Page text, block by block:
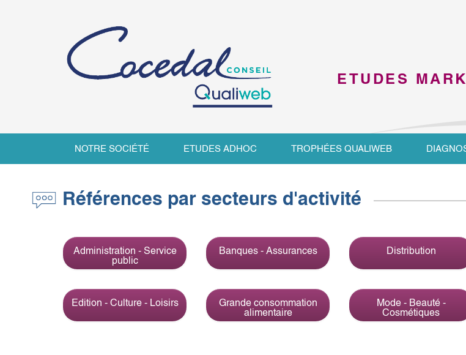
ETUDES
NOTRE SOCIÉTÉ ETUDES ADHOC TROPHÉES QUALIWEB
Références par secteurs d'activité
Administration - Service
public
Edition - Culture - Loisirs
Banques - Assurances
Grande consommation
alimentaire
Distribution
Mode - Beauté -
Cosmétiques